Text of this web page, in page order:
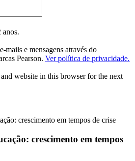
anos.
mails e mensagens através do
Pearson. Ver política de privacidade.
website in this browser for the next
crescimento em tempos